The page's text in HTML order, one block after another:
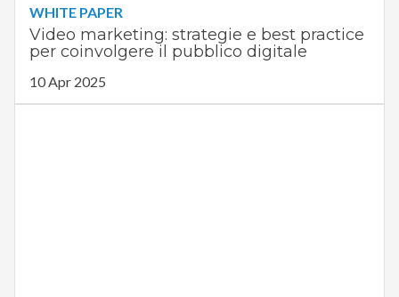
WHITE PAPER
Video marketing: strategie e best practice
per coinvolgere il pubblico digitale
10 Apr 2025